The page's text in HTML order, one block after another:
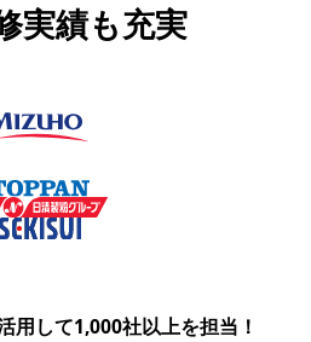
実績も充実
用して1,000社以上を担当！